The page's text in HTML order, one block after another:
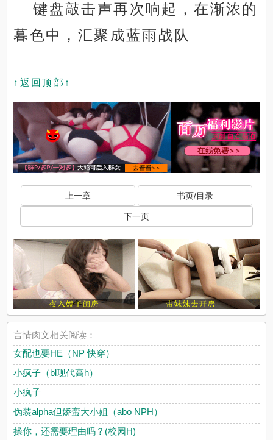
键盘敲击声再次响起，在渐浓的
暮色中，汇聚成蓝雨战队
↑返回顶部↑
上一章 书页/目录
下一页
言情肉文相关阅读：
女配也要HE（NP 快穿）
小疯子（bl现代高h）
小疯子
伪装alpha但娇蛮大小姐（abo NPH）
操你，还需要理由吗？(校园H)